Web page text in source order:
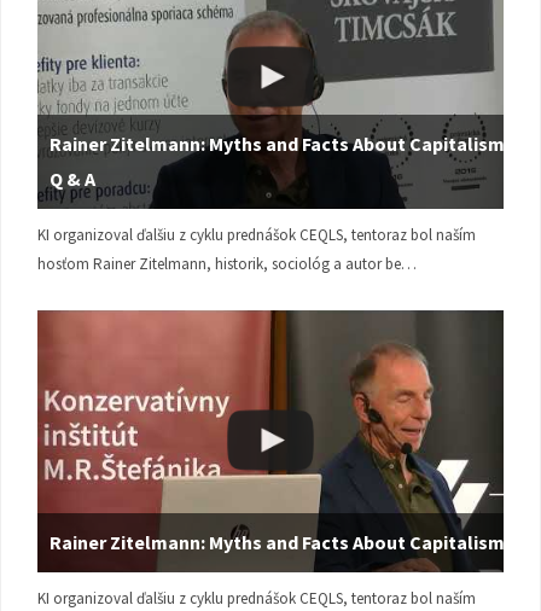
Rainer Zitelmann: Myths and Facts About Capitalism |
Q & A
KI organizoval ďalšiu z cyklu prednášok CEQLS, tentoraz bol naším
hosťom Rainer Zitelmann, historik, sociológ a autor be…
Rainer Zitelmann: Myths and Facts About Capitalism
KI organizoval ďalšiu z cyklu prednášok CEQLS, tentoraz bol naším